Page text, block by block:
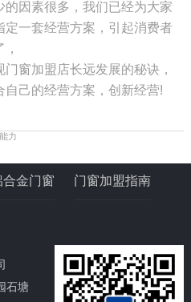
因素很多，我们已经为大家
一套经营方案，引起消费者
窗加盟店长远发展的秘诀，
己的经营方案，创新经营!
力
合金门窗 门窗加盟指南
石塘